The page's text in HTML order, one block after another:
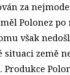
za
Polonez po
však
situaci země